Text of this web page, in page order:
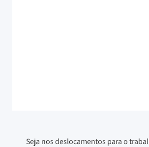
Seja nos deslocamentos para o